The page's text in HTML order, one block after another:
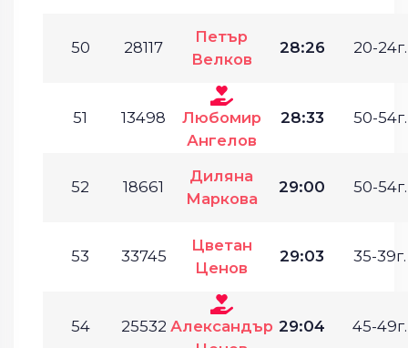
50 28117
Петър
Велков
28:26 20-24г.
51 13498
Любомир
Ангелов
28:33 50-54г.
52 18661
Диляна
Маркова
29:00 50-54г.
53 33745
Цветан
Ценов
29:03 35-39г.
54 25532 Александър 29:04 45-49г.